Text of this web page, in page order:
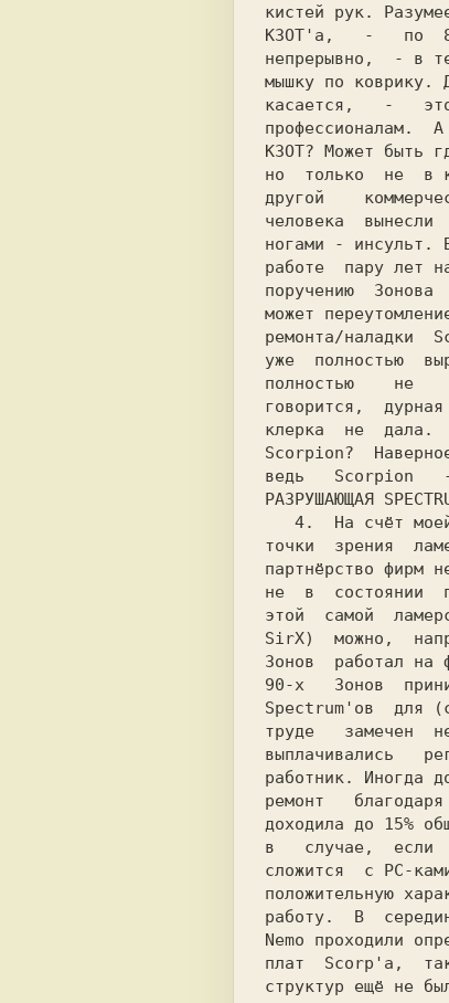
кистей рук.
КЗОТ'а,   -   по
непрерывно,  - в
мышку по коврику.
касается,   -
профессионалам.
КЗОТ? Может быть
но  только  не  в
другой
человека
ногами - инсульт.
работе  пару лет
поручению
может
ремонта/наладки
уже  полностью
полностью    не
говорится,
клерка  не  дала.
Scorpion?
ведь   Scorpion
РАЗРУШАЮЩАЯ
точки  зрения
партнёрство фирм
не  в  состоянии
этой  самой
SirX)  можно,
Зонов  работал на
90-х   Зонов
Spectrum'ов  для
труде   замечен
выплачивались
работник. Иногда
ремонт
доходила до 15%
в   случае,  если
сложится  с РС-
положительную
работу.  В
Nemo проходили
плат  Scorp'а,
структур ещё не